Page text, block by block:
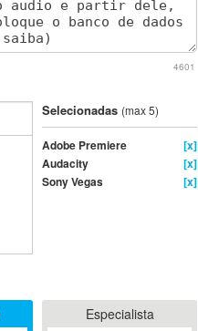
4601
Selecionadas (max 5)
Adobe Premiere
[x]
Audacity
[x]
Sony Vegas
[x]
Especialista